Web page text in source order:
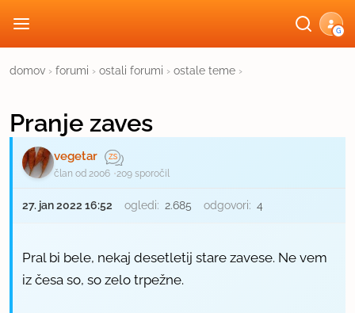
G
domov › forumi › ostali forumi › ostale teme ›
Pranje zaves
vegetar
član od 2006 209 sporočil
27. jan 2022 16:52 ogledi: 2.685 odgovori: 4
Pral bi bele, nekaj desetletij stare zavese. Ne vem
iz česa so, so zelo trpežne.